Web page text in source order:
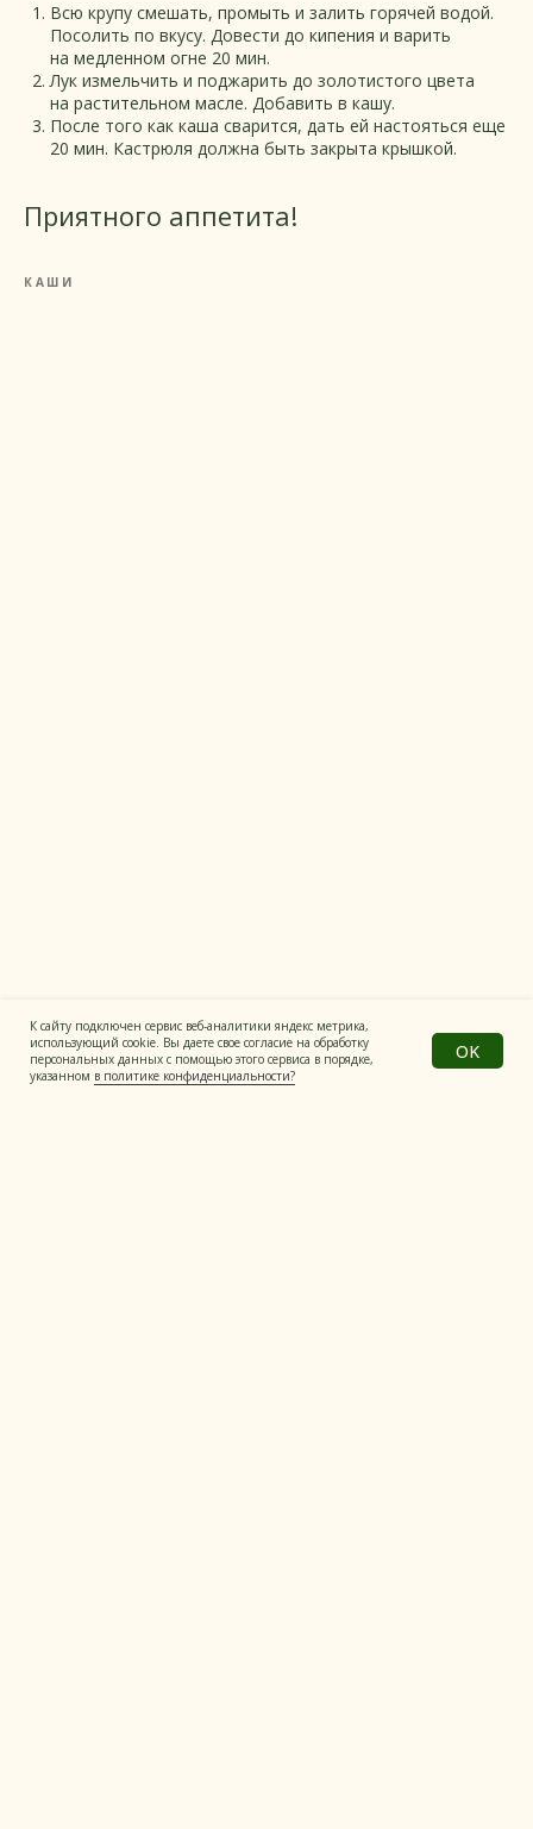
Всю крупу смешать, промыть и залить горячей водой.
Посолить по вкусу. Довести до кипения и варить
на медленном огне 20 мин.
Лук измельчить и поджарить до золотистого цвета
на растительном масле. Добавить в кашу.
После того как каша сварится, дать ей настояться еще
20 мин. Кастрюля должна быть закрыта крышкой.
Приятного аппетита!
КАШИ
К сайту подключен сервис веб-аналитики яндекс метрика,
использующий cookie. Вы даете свое согласие на обработку
персональных данных с помощью этого сервиса в порядке,
указанном в политике конфиденциальности?
OK